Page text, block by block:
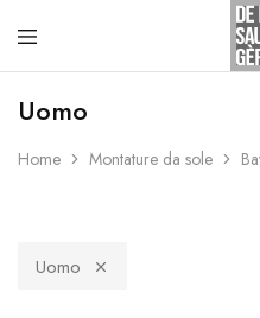
Uomo
Home Montature da sole
Uomo